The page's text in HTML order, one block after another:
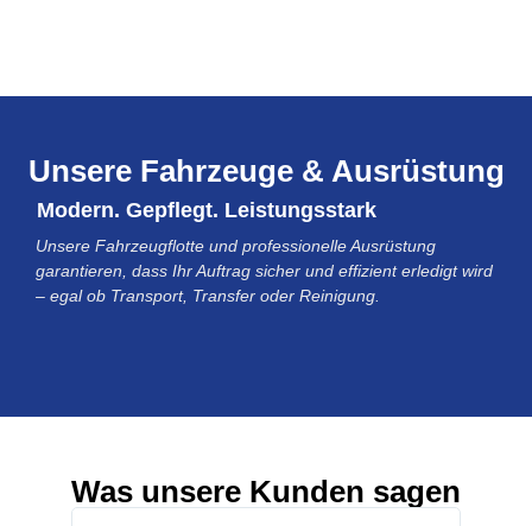
Unsere Fahrzeuge & Ausrüstung
Modern. Gepflegt. Leistungsstark
Unsere Fahrzeugflotte und professionelle Ausrüstung
garantieren, dass Ihr Auftrag sicher und effizient erledigt wird
– egal ob Transport, Transfer oder Reinigung.
Was unsere Kunden sagen